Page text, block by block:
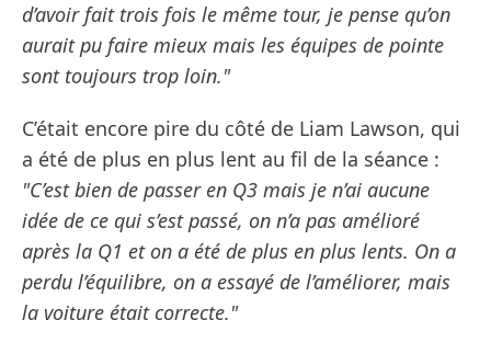
d’avoir fait trois fois le même tour, je pense qu’on
aurait pu faire mieux mais les équipes de pointe
sont toujours trop loin."
C’était encore pire du côté de Liam Lawson, qui
a été de plus en plus lent au fil de la séance :
"C’est bien de passer en Q3 mais je n’ai aucune
idée de ce qui s’est passé, on n’a pas amélioré
après la Q1 et on a été de plus en plus lents. On a
perdu l’équilibre, on a essayé de l’améliorer, mais
la voiture était correcte."